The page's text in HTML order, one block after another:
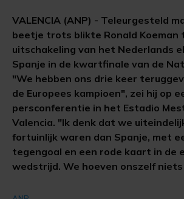
VALENCIA (ANP) - Teleurgesteld
beetje trots blikte Ronald Koeman
uitschakeling van het Nederlands
Spanje in de kwartfinale van de
"We hebben ons drie keer
de Europees kampioen", zei hij op
persconferentie in het Estadio
Valencia. "Ik denk dat we
fortuinlijk waren dan Spanje, met
tegengoal en een rode kaart in de
wedstrijd. We hoeven onszelf